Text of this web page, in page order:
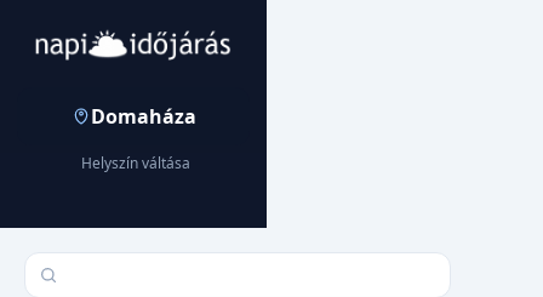
Domaháza
Helyszín váltása
Település keresése